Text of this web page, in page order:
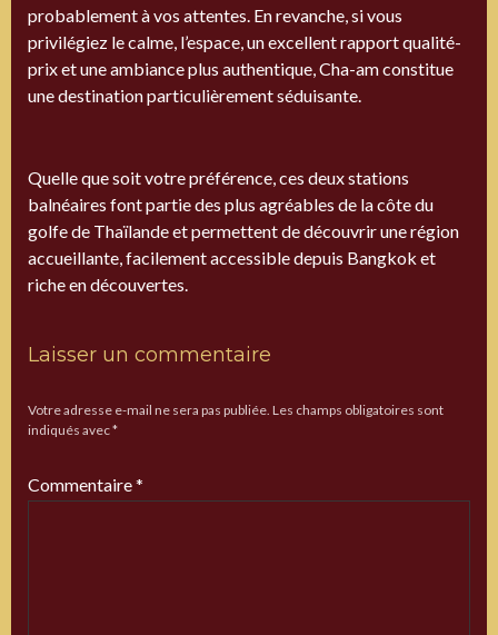
probablement à vos attentes. En revanche, si vous
privilégiez le calme, l’espace, un excellent rapport qualité-
prix et une ambiance plus authentique, Cha-am constitue
une destination particulièrement séduisante.
Quelle que soit votre préférence, ces deux stations
balnéaires font partie des plus agréables de la côte du
golfe de Thaïlande et permettent de découvrir une région
accueillante, facilement accessible depuis Bangkok et
riche en découvertes.
Laisser un commentaire
Votre adresse e-mail ne sera pas publiée. Les champs obligatoires sont
indiqués avec*
Commentaire*